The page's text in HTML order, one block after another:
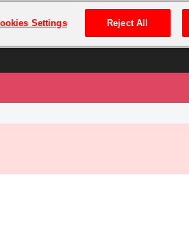
会員とはSettings Reject All